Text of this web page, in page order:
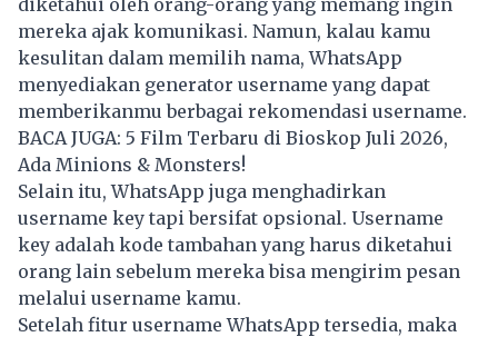
mereka ajak komunikasi. Namun, kalau kamu
kesulitan dalam memilih nama, WhatsApp
menyediakan generator username yang dapat
memberikanmu berbagai rekomendasi username.
BACA JUGA: 5 Film Terbaru di Bioskop Juli 2026,
Ada Minions & Monsters!
Selain itu, WhatsApp juga menghadirkan
username key tapi bersifat opsional. Username
key adalah kode tambahan yang harus diketahui
orang lain sebelum mereka bisa mengirim pesan
melalui username kamu.
Setelah fitur username WhatsApp tersedia, maka